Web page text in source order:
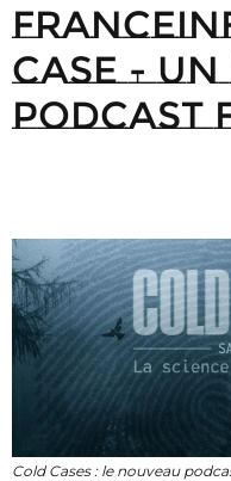
Case -
podcast
Cold Cases : le nouveau